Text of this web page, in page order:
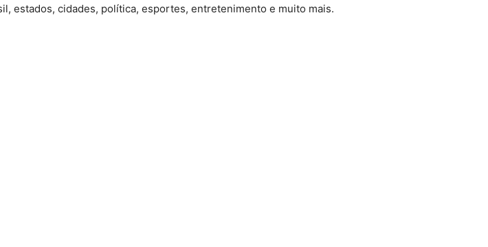
estados, cidades, política, esportes, entretenimento e muito mais.